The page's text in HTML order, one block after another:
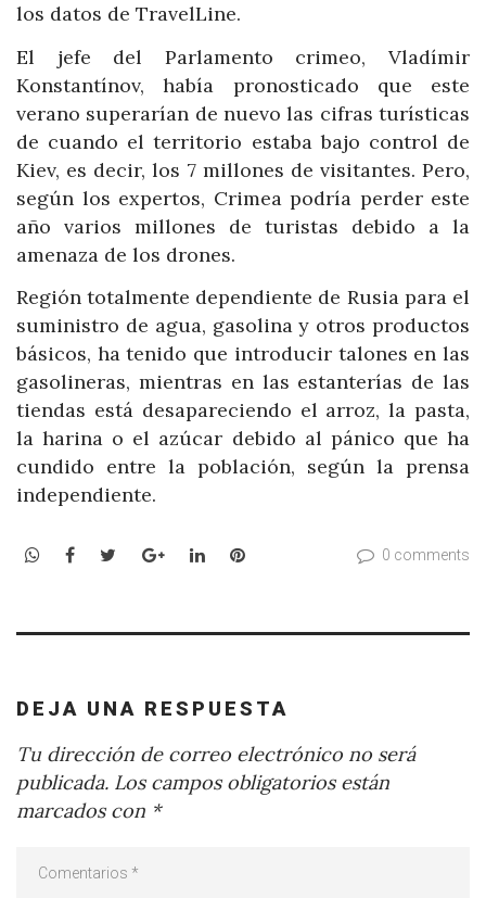
los datos de TravelLine.
El jefe del Parlamento crimeo, Vladímir
Konstantínov, había pronosticado que este
verano superarían de nuevo las cifras turísticas
de cuando el territorio estaba bajo control de
Kiev, es decir, los 7 millones de visitantes. Pero,
según los expertos, Crimea podría perder este
año varios millones de turistas debido a la
amenaza de los drones.
Región totalmente dependiente de Rusia para el
suministro de agua, gasolina y otros productos
básicos, ha tenido que introducir talones en las
gasolineras, mientras en las estanterías de las
tiendas está desapareciendo el arroz, la pasta,
la harina o el azúcar debido al pánico que ha
cundido entre la población, según la prensa
independiente.
WhatsApp
Facebook
TwitterGoogle+LinkedInPinterest 0 comments
DEJA UNA RESPUESTA
Tu dirección de correo electrónico no será
publicada. Los campos obligatorios están
marcados con *